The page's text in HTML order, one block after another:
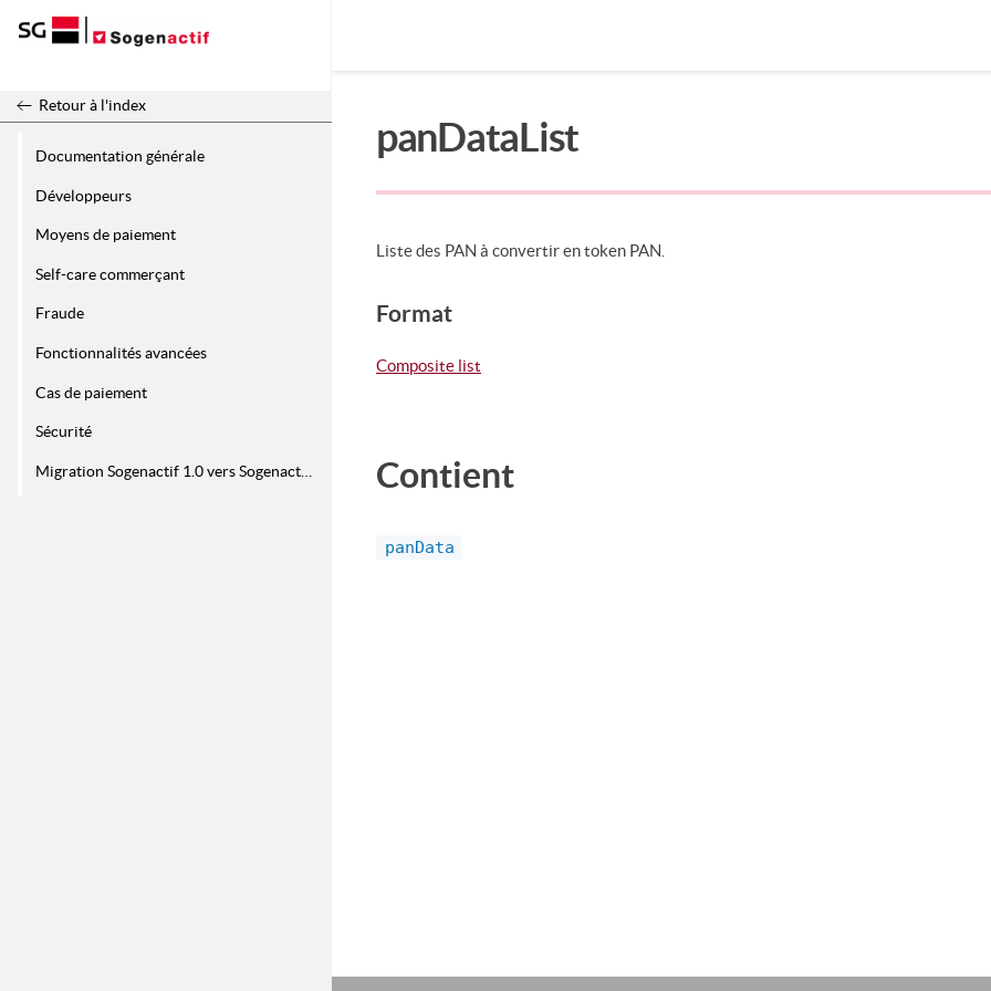
Retour à l'index
Documentation générale
Développeurs
Moyens de paiement
Self-care commerçant
Fraude
Fonctionnalités avancées
Cas de paiement
Sécurité
panDataList
Liste des PAN à convertir en token PAN.
Format
Composite list
Contient
panData